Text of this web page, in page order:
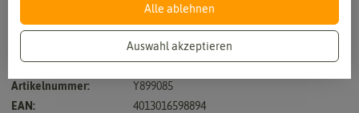
Hersteller:
Benary Samen
Artikelnummer:
Y899085
EAN:
4013016598894
Alle ablehnen
Auswahl akzeptieren